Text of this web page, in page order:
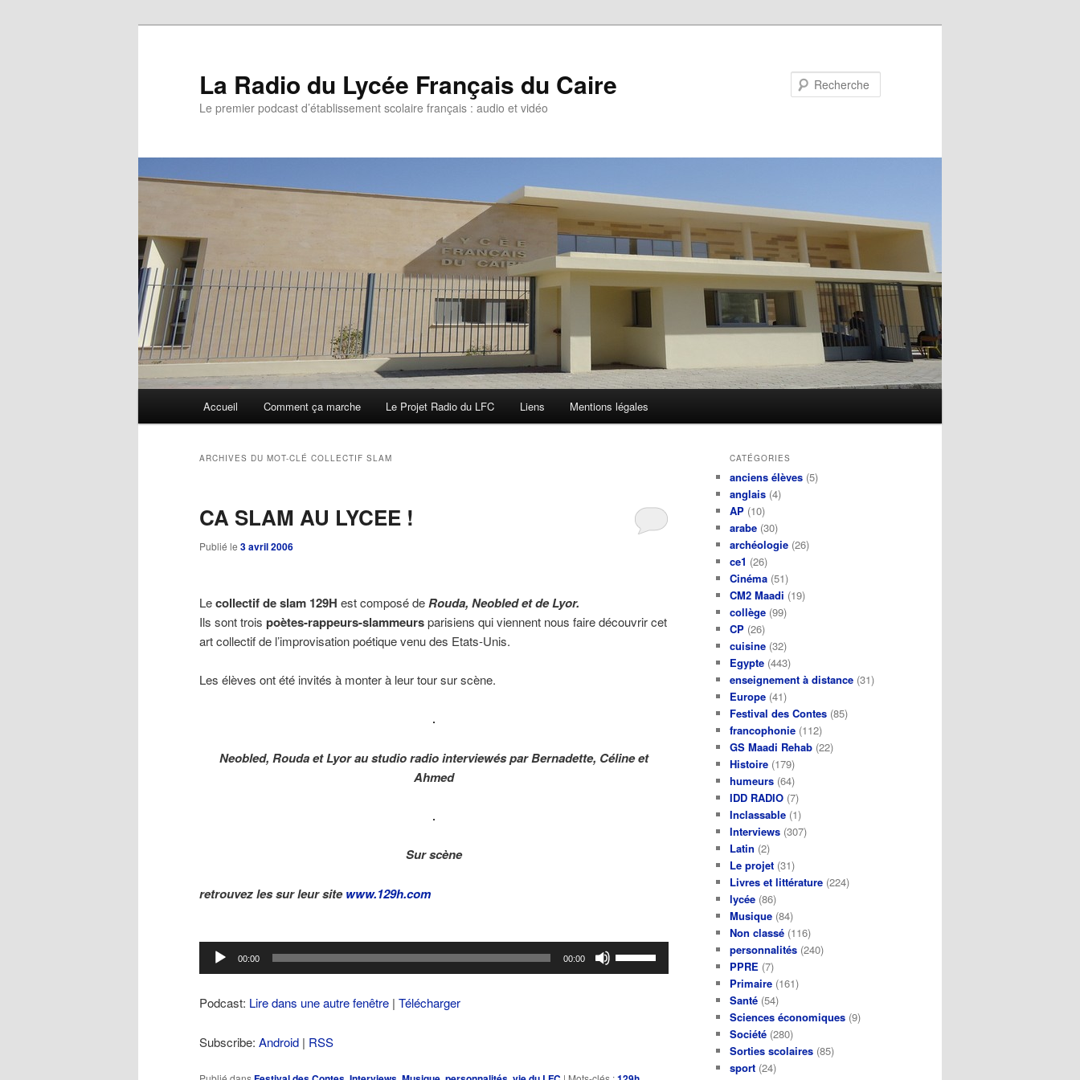
La Radio du Lycée Français du Caire
Le premier podcast d’établissement scolaire français : audio et vidéo
Aller
principal
Aller
secondaire
Accueil Comment ça marche Le Projet Radio du LFC Liens Mentions légales
ARCHIVES DU MOT-CLÉ COLLECTIF SLAM
CA SLAM AU LYCEE !
Publié le 3 avril 2006
Lecollectif de slam 129H est composé deRouda, Neobled et de Lyor.
Ils sont trois poètes-rappeurs-slammeursparisiens qui viennent nous faire découvrir cet
art collectif de l’improvisation poétique venu des Etats-Unis.
Les élèves ont été invités à monter à leur tour sur scène.
Neobled, Rouda et Lyor au studio radio interviewés par Bernadette, Céline et
Ahmed
Sur scène
retrouvez les sur leur sitewww.129h.com
Lecteur
audio
00:00 00:00
Podcast: Lire dans une autre fenêtre | Télécharger
Subscribe: Android | RSS
CATÉGORIES
anciens élèves (5)
anglais (4)
AP (10)
arabe (30)
archéologie (26)
ce1 (26)
Cinéma (51)
CM2 Maadi (19)
collège (99)
CP (26)
cuisine (32)
Egypte (443)
enseignement à distance (31)
Europe (41)
Festival des Contes (85)
francophonie (112)
GS Maadi Rehab (22)
Histoire (179)
humeurs (64)
IDD RADIO (7)
Inclassable (1)
Interviews (307)
Latin (2)
Le projet (31)
Livres et littérature (224)
lycée (86)
Musique (84)
Non classé (116)
personnalités (240)
PPRE (7)
Primaire (161)
Santé (54)
Sciences économiques (9)
Société (280)
Sorties scolaires (85)
sport (24)